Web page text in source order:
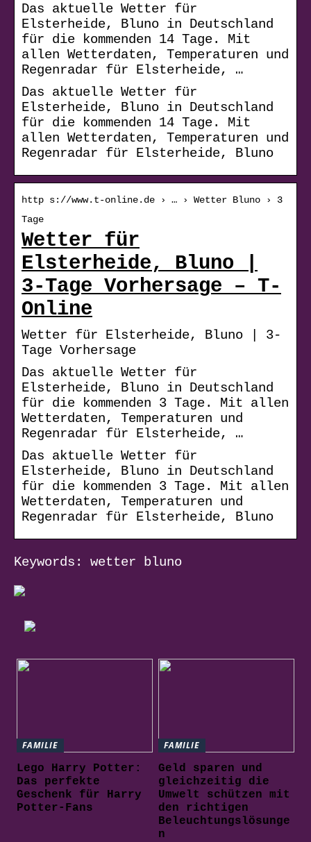
Das aktuelle Wetter für
Elsterheide, Bluno in Deutschland
für die kommenden 14 Tage. Mit
allen Wetterdaten, Temperaturen und
Regenradar für Elsterheide, …
Das aktuelle Wetter für
Elsterheide, Bluno in Deutschland
für die kommenden 14 Tage. Mit
allen Wetterdaten, Temperaturen und
Regenradar für Elsterheide, Bluno
http s://www.t-online.de › … › Wetter Bluno › 3
Tage
Wetter für
Elsterheide, Bluno |
3-Tage Vorhersage – T-
Online
Wetter für Elsterheide, Bluno | 3-
Tage Vorhersage
Das aktuelle Wetter für
Elsterheide, Bluno in Deutschland
für die kommenden 3 Tage. Mit allen
Wetterdaten, Temperaturen und
Regenradar für Elsterheide, …
Das aktuelle Wetter für
Elsterheide, Bluno in Deutschland
für die kommenden 3 Tage. Mit allen
Wetterdaten, Temperaturen und
Regenradar für Elsterheide, Bluno
Keywords: wetter bluno
FAMILIE
Lego Harry Potter:
Das perfekte
Geschenk für Harry
Potter-Fans
FAMILIE
Geld sparen und
gleichzeitig die
Umwelt schützen mit
den richtigen
Beleuchtungslösunge
n